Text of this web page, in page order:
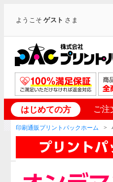
ようこそゲスト さま
はじめての方 ご注
印刷通販プリントパックホーム